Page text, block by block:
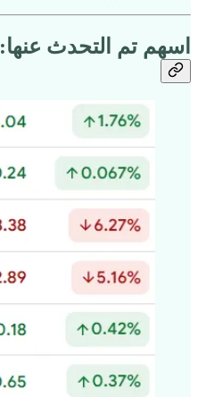
اسهم تم التحدث عنها: